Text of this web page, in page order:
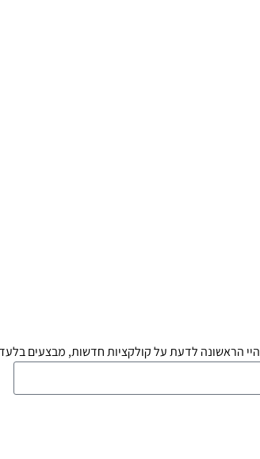
היי הראשונה לדעת על קולקציות חדשות, מבצעים